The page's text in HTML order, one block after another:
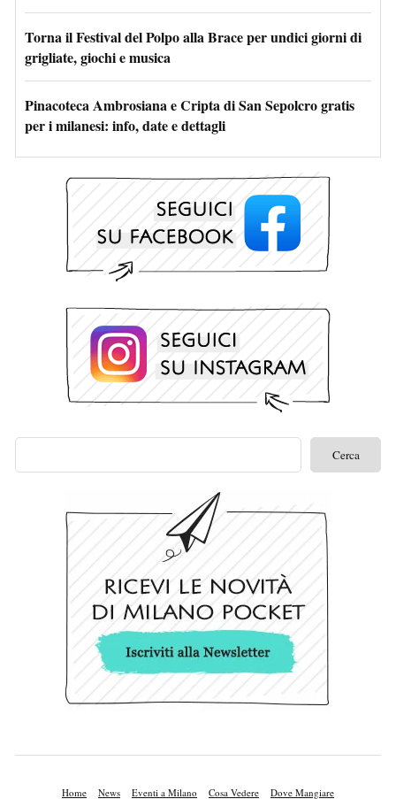
Torna il Festival del Polpo alla Brace per undici giorni di
grigliate, giochi e musica
Pinacoteca Ambrosiana e Cripta di San Sepolcro gratis
per i milanesi: info, date e dettagli
Home News Eventi a Milano Cosa Vedere Dove Mangiare